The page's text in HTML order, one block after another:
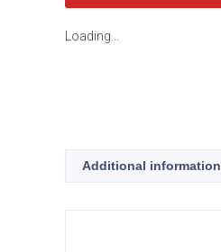
Loading...
Additional information